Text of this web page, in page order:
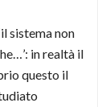
sistema non
in realtà il
questo il